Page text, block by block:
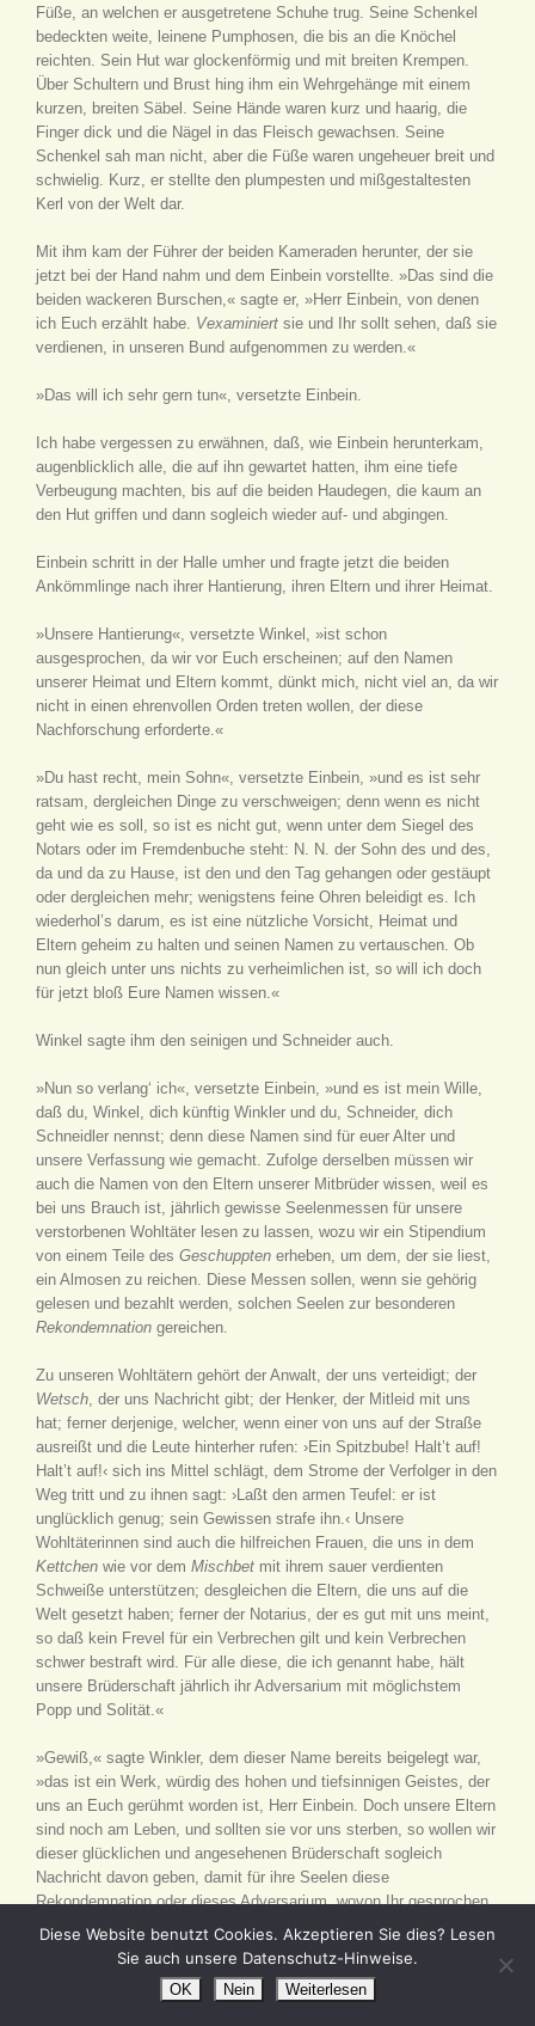
Füße, an welchen er ausgetretene Schuhe trug. Seine Schenkel
bedeckten weite, leinene Pumphosen, die bis an die Knöchel
reichten. Sein Hut war glockenförmig und mit breiten Krempen.
Über Schultern und Brust hing ihm ein Wehrgehänge mit einem
kurzen, breiten Säbel. Seine Hände waren kurz und haarig, die
Finger dick und die Nägel in das Fleisch gewachsen. Seine
Schenkel sah man nicht, aber die Füße waren ungeheuer breit und
schwielig. Kurz, er stellte den plumpesten und mißgestaltesten
Kerl von der Welt dar.
Mit ihm kam der Führer der beiden Kameraden herunter, der sie
jetzt bei der Hand nahm und dem Einbein vorstellte. »Das sind die
beiden wackeren Burschen,« sagte er, »Herr Einbein, von denen
ich Euch erzählt habe. Vexaminiert sie und Ihr sollt sehen, daß sie
verdienen, in unseren Bund aufgenommen zu werden.«
»Das will ich sehr gern tun«, versetzte Einbein.
Ich habe vergessen zu erwähnen, daß, wie Einbein herunterkam,
augenblicklich alle, die auf ihn gewartet hatten, ihm eine tiefe
Verbeugung machten, bis auf die beiden Haudegen, die kaum an
den Hut griffen und dann sogleich wieder auf- und abgingen.
Einbein schritt in der Halle umher und fragte jetzt die beiden
Ankömmlinge nach ihrer Hantierung, ihren Eltern und ihrer Heimat.
»Unsere Hantierung«, versetzte Winkel, »ist schon
ausgesprochen, da wir vor Euch erscheinen; auf den Namen
unserer Heimat und Eltern kommt, dünkt mich, nicht viel an, da wir
nicht in einen ehrenvollen Orden treten wollen, der diese
Nachforschung erforderte.«
»Du hast recht, mein Sohn«, versetzte Einbein, »und es ist sehr
ratsam, dergleichen Dinge zu verschweigen; denn wenn es nicht
geht wie es soll, so ist es nicht gut, wenn unter dem Siegel des
Notars oder im Fremdenbuche steht: N. N. der Sohn des und des,
da und da zu Hause, ist den und den Tag gehangen oder gestäupt
oder dergleichen mehr; wenigstens feine Ohren beleidigt es. Ich
wiederhol’s darum, es ist eine nützliche Vorsicht, Heimat und
Eltern geheim zu halten und seinen Namen zu vertauschen. Ob
nun gleich unter uns nichts zu verheimlichen ist, so will ich doch
für jetzt bloß Eure Namen wissen.«
Winkel sagte ihm den seinigen und Schneider auch.
»Nun so verlang‘ ich«, versetzte Einbein, »und es ist mein Wille,
daß du, Winkel, dich künftig Winkler und du, Schneider, dich
Schneidler nennst; denn diese Namen sind für euer Alter und
unsere Verfassung wie gemacht. Zufolge derselben müssen wir
auch die Namen von den Eltern unserer Mitbrüder wissen, weil es
bei uns Brauch ist, jährlich gewisse Seelenmessen für unsere
verstorbenen Wohltäter lesen zu lassen, wozu wir ein Stipendium
von einem Teile des Geschuppten erheben, um dem, der sie liest,
ein Almosen zu reichen. Diese Messen sollen, wenn sie gehörig
gelesen und bezahlt werden, solchen Seelen zur besonderen
Rekondemnation gereichen.
Zu unseren Wohltätern gehört der Anwalt, der uns verteidigt; der
Wetsch, der uns Nachricht gibt; der Henker, der Mitleid mit uns
hat; ferner derjenige, welcher, wenn einer von uns auf der Straße
ausreißt und die Leute hinterher rufen: ›Ein Spitzbube! Halt’t auf!
Halt’t auf!‹ sich ins Mittel schlägt, dem Strome der Verfolger in den
Weg tritt und zu ihnen sagt: ›Laßt den armen Teufel: er ist
unglücklich genug; sein Gewissen strafe ihn.‹ Unsere
Wohltäterinnen sind auch die hilfreichen Frauen, die uns in dem
Kettchen wie vor dem Mischbet mit ihrem sauer verdienten
Schweiße unterstützen; desgleichen die Eltern, die uns auf die
Welt gesetzt haben; ferner der Notarius, der es gut mit uns meint,
so daß kein Frevel für ein Verbrechen gilt und kein Verbrechen
schwer bestraft wird. Für alle diese, die ich genannt habe, hält
unsere Brüderschaft jährlich ihr Adversarium mit möglichstem
Popp und Solität.«
»Gewiß,« sagte Winkler, dem dieser Name bereits beigelegt war,
»das ist ein Werk, würdig des hohen und tiefsinnigen Geistes, der
uns an Euch gerühmt worden ist, Herr Einbein. Doch unsere Eltern
sind noch am Leben, und sollten sie vor uns sterben, so wollen wir
dieser glücklichen und angesehenen Brüderschaft sogleich
Nachricht davon geben, damit für ihre Seelen diese
Rekondemnation oder dieses Adversarium, wovon Ihr gesprochen
habt, mit der gewöhnlichen Solennität und Pomp begangen werde;
wenn es nicht besser mit Solität und Popp geschieht, wie Ihr so
richtig Euch ausgedrückt habt.«
Diese Website benutzt Cookies. Akzeptieren Sie dies? Lesen
Sie auch unsere Datenschutz-Hinweise.
OK Nein Weiterlesen